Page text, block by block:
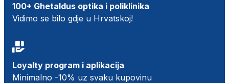
100+ Ghetaldus optika i poliklinika
Vidimo se bilo gdje u Hrvatskoj!
Loyalty program i aplikacija
Minimalno -10% uz svaku kupovinu